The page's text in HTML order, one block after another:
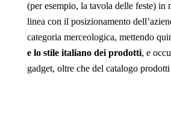
(per esempio, la tavola delle feste) in
linea con il posizionamento
categoria merceologica, mettendo
e lo stile italiano dei prodotti, e
gadget, oltre che del catalogo